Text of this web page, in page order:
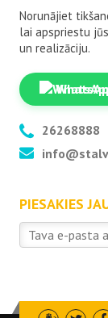
Norunājiet
lai apspriestu
un realizāciju.
26268888
PIESAKIES